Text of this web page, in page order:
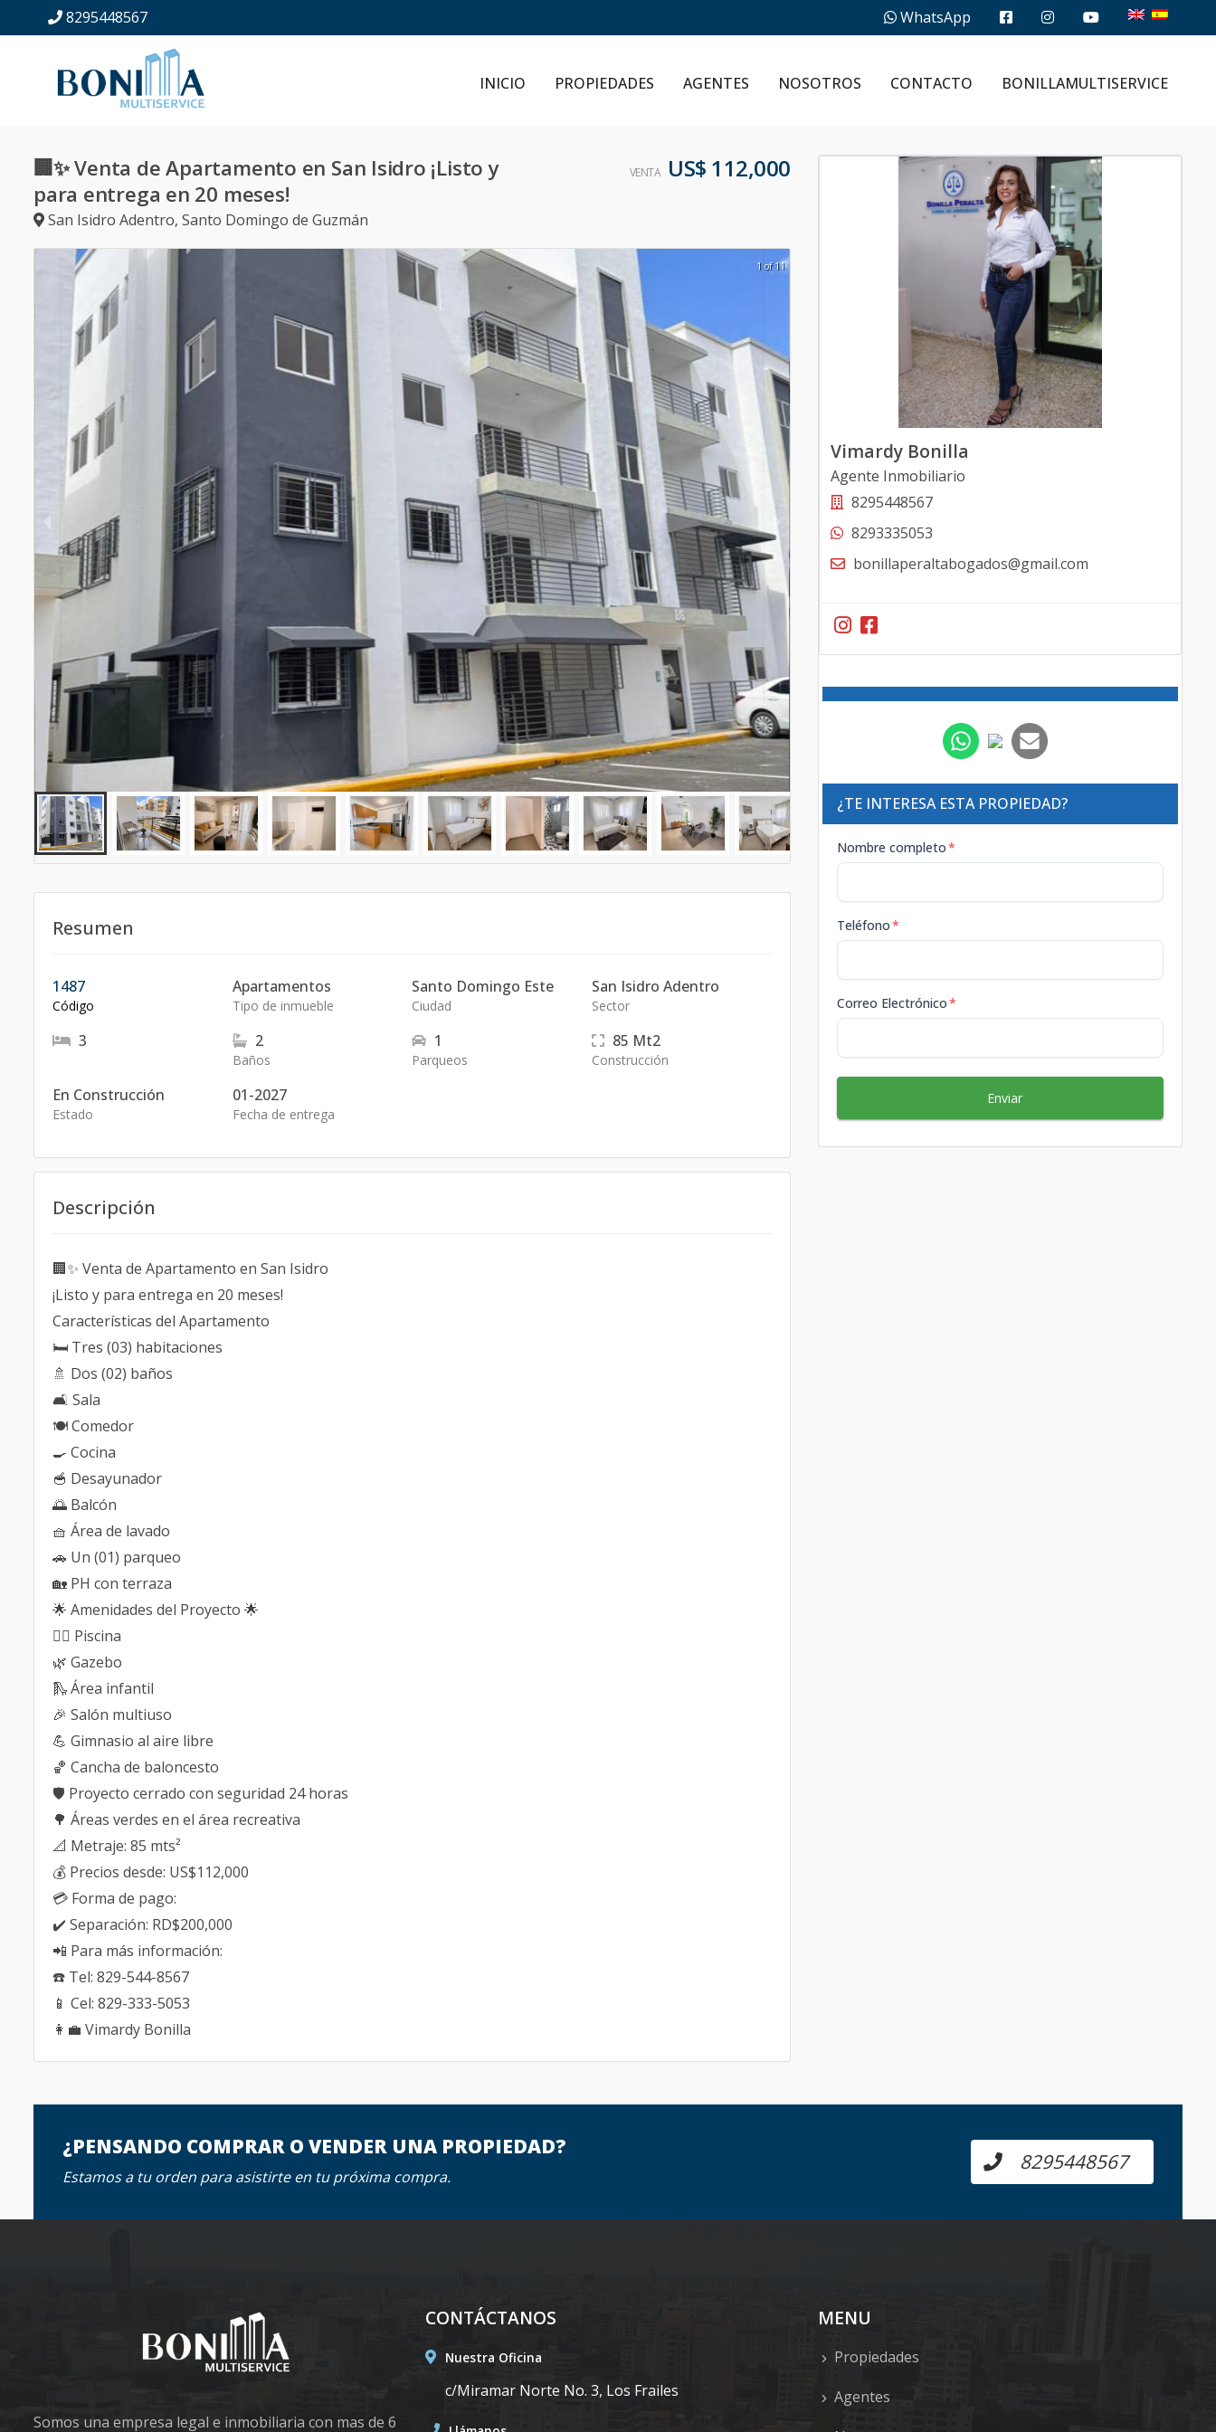
8295448567 WhatsApp
INICIO PROPIEDADES AGENTES NOSOTROS CONTACTO BONILLAMULTISERVICE
🏢✨ Venta de Apartamento en San Isidro ¡Listo y
para entrega en 20 meses!
San Isidro Adentro, Santo Domingo de Guzmán
VENTA US$ 112,000
1 of 11
Resumen
1487
Código
Apartamentos
Tipo de inmueble
Santo Domingo Este
Ciudad
San Isidro Adentro
Sector
3 2
Baños
1
Parqueos
85 Mt2
Construcción
En Construcción
Estado
01-2027
Fecha de entrega
Descripción
🏢✨ Venta de Apartamento en San Isidro
¡Listo y para entrega en 20 meses!
Características del Apartamento
🛏️ Tres (03) habitaciones
🚿 Dos (02) baños
🛋️ Sala
🍽️ Comedor
🍳 Cocina
🥣 Desayunador
🌅 Balcón
🧺 Área de lavado
🚗 Un (01) parqueo
🏡 PH con terraza
🌟 Amenidades del Proyecto 🌟
🏊‍♂️ Piscina
🌿 Gazebo
🛝 Área infantil
🎉 Salón multiuso
💪 Gimnasio al aire libre
🏀 Cancha de baloncesto
🛡️ Proyecto cerrado con seguridad 24 horas
🌳 Áreas verdes en el área recreativa
📐 Metraje: 85 mts²
💰 Precios desde: US$112,000
💳 Forma de pago:
✔️ Separación: RD$200,000
📲 Para más información:
☎️ Tel: 829-544-8567
📱 Cel: 829-333-5053
👩‍💼 Vimardy Bonilla
Vimardy Bonilla
Agente Inmobiliario
8295448567
8293335053
bonillaperaltabogados@gmail.com
¿TE INTERESA ESTA PROPIEDAD?
Nombre completo*
Teléfono*
Correo Electrónico*
Enviar
¿PENSANDO COMPRAR O VENDER UNA PROPIEDAD?
Estamos a tu orden para asistirte en tu próxima compra.
8295448567
Somos una empresa legal e inmobiliaria con mas de 6
CONTÁCTANOS
Nuestra Oficina
c/Miramar Norte No. 3, Los Frailes
MENU
Propiedades
Agentes